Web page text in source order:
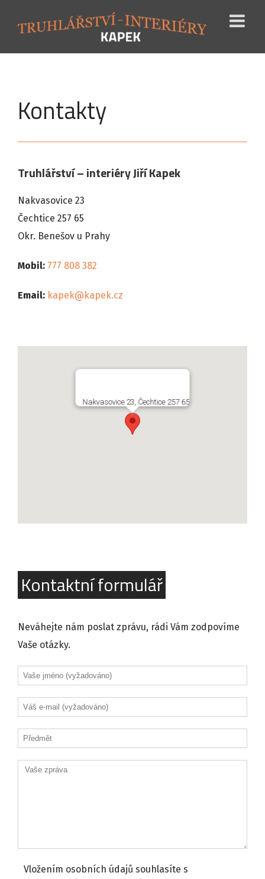
Kontakty
Truhlářství – interiéry Jiří Kapek
Nakvasovice 23
Čechtice 257 65
Okr. Benešov u Prahy
Mobil: 777 808 382
Email: kapek@kapek.cz
Nakvasovice 23, Čechtice 257 65
Kontaktní formulář
Neváhejte nám poslat zprávu, rádi Vám zodpovíme
Vaše otázky.
Vložením osobních údajů souhlasíte s